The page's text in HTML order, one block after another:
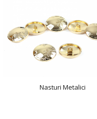
Nasturi Metalici